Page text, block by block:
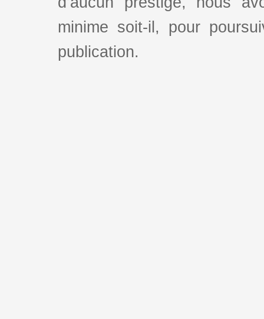
minime soit-il, pour
publication.